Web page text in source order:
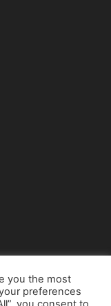
you the most
preferences